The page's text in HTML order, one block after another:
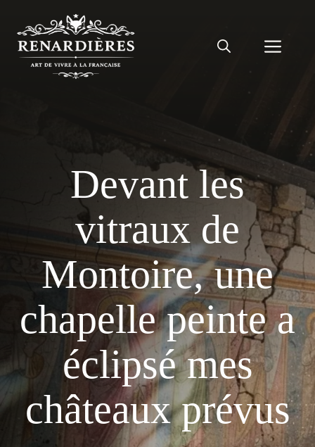
contenu
Devant les
vitraux de
Montoire, une
chapelle peinte a
éclipsé mes
châteaux prévus